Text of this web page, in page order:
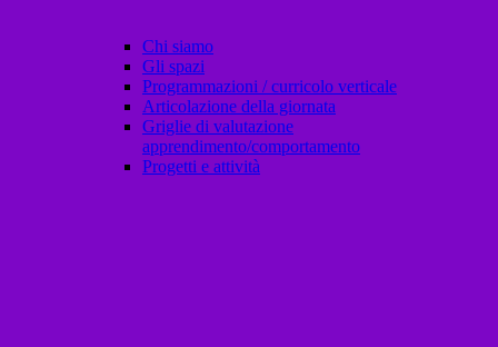
Chi siamo
Gli spazi
Programmazioni / curricolo verticale
Articolazione della giornata
Griglie di valutazione
apprendimento/comportamento
Progetti e attività